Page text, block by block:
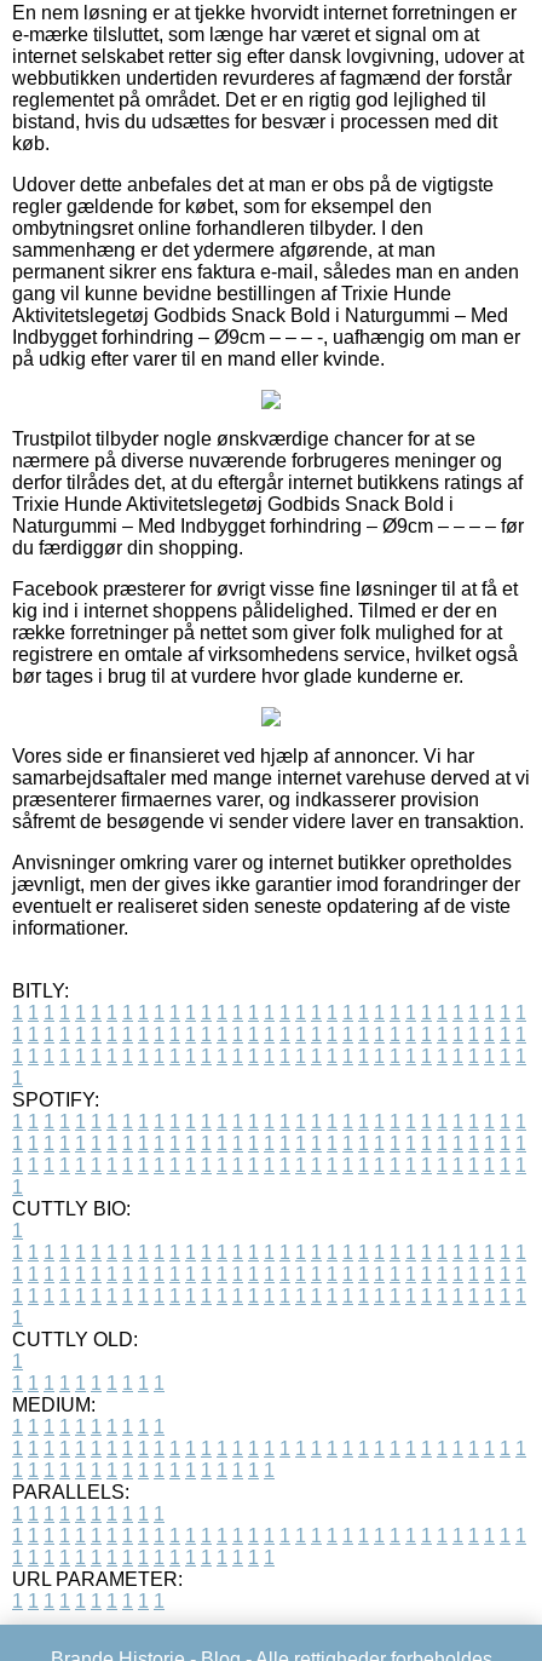
En nem løsning er at tjekke hvorvidt internet forretningen er
e-mærke tilsluttet, som længe har været et signal om at
internet selskabet retter sig efter dansk lovgivning, udover at
webbutikken undertiden revurderes af fagmænd der forstår
reglementet på området. Det er en rigtig god lejlighed til
bistand, hvis du udsættes for besvær i processen med dit
køb.
Udover dette anbefales det at man er obs på de vigtigste
regler gældende for købet, som for eksempel den
ombytningsret online forhandleren tilbyder. I den
sammenhæng er det ydermere afgørende, at man
permanent sikrer ens faktura e-mail, således man en anden
gang vil kunne bevidne bestillingen af Trixie Hunde
Aktivitetslegetøj Godbids Snack Bold i Naturgummi – Med
Indbygget forhindring – Ø9cm – – – -, uafhængig om man er
på udkig efter varer til en mand eller kvinde.
Trustpilot tilbyder nogle ønskværdige chancer for at se
nærmere på diverse nuværende forbrugeres meninger og
derfor tilrådes det, at du eftergår internet butikkens ratings af
Trixie Hunde Aktivitetslegetøj Godbids Snack Bold i
Naturgummi – Med Indbygget forhindring – Ø9cm – – – – før
du færdiggør din shopping.
Facebook præsterer for øvrigt visse fine løsninger til at få et
kig ind i internet shoppens pålidelighed. Tilmed er der en
række forretninger på nettet som giver folk mulighed for at
registrere en omtale af virksomhedens service, hvilket også
bør tages i brug til at vurdere hvor glade kunderne er.
Vores side er finansieret ved hjælp af annoncer. Vi har
samarbejdsaftaler med mange internet varehuse derved at vi
præsenterer firmaernes varer, og indkasserer provision
såfremt de besøgende vi sender videre laver en transaktion.
Anvisninger omkring varer og internet butikker opretholdes
jævnligt, men der gives ikke garantier imod forandringer der
eventuelt er realiseret siden seneste opdatering af de viste
informationer.
BITLY:
1 1 1 1 1 1 1 1 1 1 1 1 1 1 1 1 1 1 1 1 1 1 1 1 1 1 1 1 1 1 1 1 1
1 1 1 1 1 1 1 1 1 1 1 1 1 1 1 1 1 1 1 1 1 1 1 1 1 1 1 1 1 1 1 1 1
1 1 1 1 1 1 1 1 1 1 1 1 1 1 1 1 1 1 1 1 1 1 1 1 1 1 1 1 1 1 1 1 1
1
SPOTIFY:
1 1 1 1 1 1 1 1 1 1 1 1 1 1 1 1 1 1 1 1 1 1 1 1 1 1 1 1 1 1 1 1 1
1 1 1 1 1 1 1 1 1 1 1 1 1 1 1 1 1 1 1 1 1 1 1 1 1 1 1 1 1 1 1 1 1
1 1 1 1 1 1 1 1 1 1 1 1 1 1 1 1 1 1 1 1 1 1 1 1 1 1 1 1 1 1 1 1 1
1
CUTTLY BIO:
1
1 1 1 1 1 1 1 1 1 1 1 1 1 1 1 1 1 1 1 1 1 1 1 1 1 1 1 1 1 1 1 1 1
1 1 1 1 1 1 1 1 1 1 1 1 1 1 1 1 1 1 1 1 1 1 1 1 1 1 1 1 1 1 1 1 1
1 1 1 1 1 1 1 1 1 1 1 1 1 1 1 1 1 1 1 1 1 1 1 1 1 1 1 1 1 1 1 1 1
1
CUTTLY OLD:
1
1 1 1 1 1 1 1 1 1 1
MEDIUM:
1 1 1 1 1 1 1 1 1 1
1 1 1 1 1 1 1 1 1 1 1 1 1 1 1 1 1 1 1 1 1 1 1 1 1 1 1 1 1 1 1 1 1
1 1 1 1 1 1 1 1 1 1 1 1 1 1 1 1 1
PARALLELS:
1 1 1 1 1 1 1 1 1 1
1 1 1 1 1 1 1 1 1 1 1 1 1 1 1 1 1 1 1 1 1 1 1 1 1 1 1 1 1 1 1 1 1
1 1 1 1 1 1 1 1 1 1 1 1 1 1 1 1 1
URL PARAMETER:
1 1 1 1 1 1 1 1 1 1